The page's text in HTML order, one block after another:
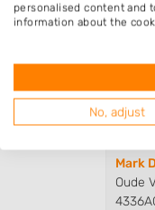
Op
Mark
Oude
personalised content and
information about the
No, adjust